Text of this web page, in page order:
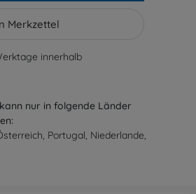
Merkzettel
innerhalb
nur in folgende Länder
Portugal, Niederlande,